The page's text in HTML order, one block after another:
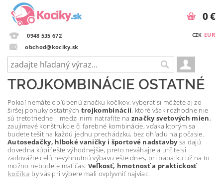
0948 535 672
obchod@kociky.sk
CZK EUR
0 €
TROJKOMBINÁCIE OSTATNÉ
Pokiaľ nemáte obľúbenú značku kočíkov, vyberať si môžete aj zo
širšej ponuky ostatných trojkombinácií, ktoré však rozhodne nie
sú treťotriedne. I medzi nimi natrafíte na značky svetových mien,
zaujímavé konštrukcie či farebné kombinácie, vďaka ktorým sa
budete tešiť na každú jednu prechádzku, bez ohľadu na počasie.
Autosedačky, hlboké vaničky i športové nadstavbysa dajú
dovedna kúpiť ešte výhodnejšie, preto neváhajte a určite si
zadovážte celú nevyhnutnú výbavu ešte dnes, pri bábätku už na to
možno nebudete mať čas. Veľkosť, hmotnosť a praktickosť
kočíka by vás pri výbere mali ovplyvniť najviac.